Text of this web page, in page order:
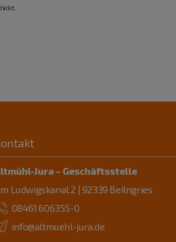
Jura – Geschäftsstelle
Ludwigskanal 2 | 92339 Beilngries
08461 606355-0
info@altmuehl-jura.de